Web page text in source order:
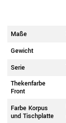
Maße
Gewicht
Serie
Thekenfarbe
Front
Farbe Korpus
und Tischplatte